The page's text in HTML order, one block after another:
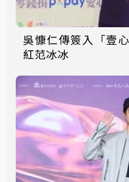
吳慷仁傳簽入「壹
紅范冰冰